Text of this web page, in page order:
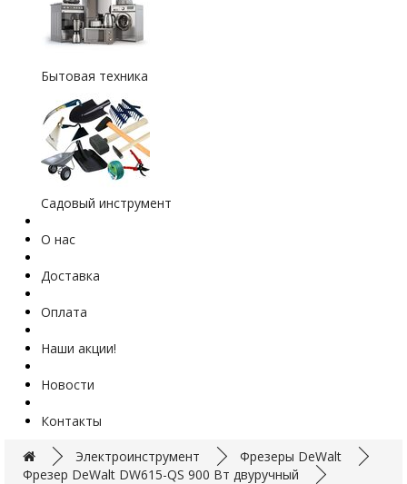
Бытовая техника
Садовый инструмент
О нас
Доставка
Оплата
Наши акции!
Новости
Контакты
Электроинструмент
Фрезеры DeWalt
Фрезер DeWalt DW615-QS 900 Вт двуручный